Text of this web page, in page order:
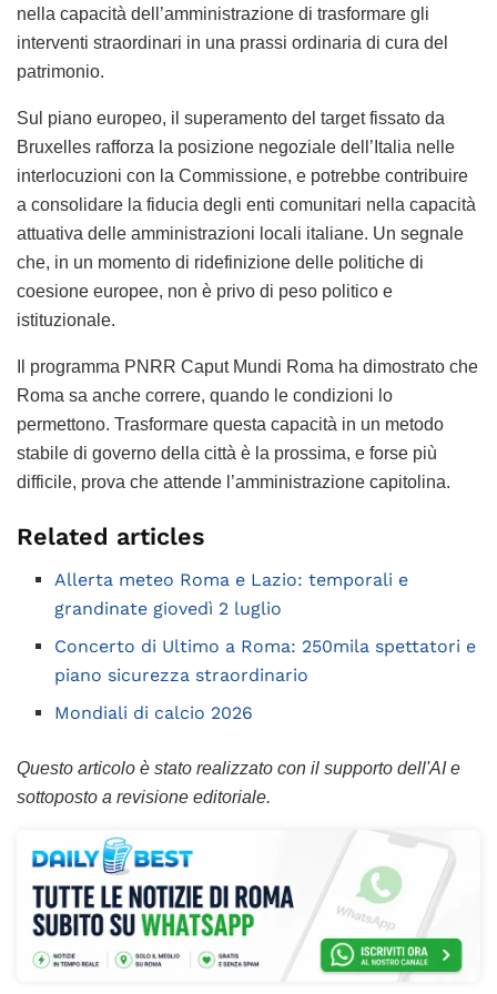
nella capacità dell’amministrazione di trasformare gli
interventi straordinari in una prassi ordinaria di cura del
patrimonio.
Sul piano europeo, il superamento del target fissato da
Bruxelles rafforza la posizione negoziale dell’Italia nelle
interlocuzioni con la Commissione, e potrebbe contribuire
a consolidare la fiducia degli enti comunitari nella capacità
attuativa delle amministrazioni locali italiane. Un segnale
che, in un momento di ridefinizione delle politiche di
coesione europee, non è privo di peso politico e
istituzionale.
Il programma PNRR Caput Mundi Roma ha dimostrato che
Roma sa anche correre, quando le condizioni lo
permettono. Trasformare questa capacità in un metodo
stabile di governo della città è la prossima, e forse più
difficile, prova che attende l’amministrazione capitolina.
Related articles
Allerta meteo Roma e Lazio: temporali e
grandinate giovedì 2 luglio
Concerto di Ultimo a Roma: 250mila spettatori e
piano sicurezza straordinario
Mondiali di calcio 2026
Questo articolo è stato realizzato con il supporto dell'AI e
sottoposto a revisione editoriale.